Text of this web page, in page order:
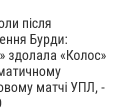
після
Бурди:
здолала «Колос»
матчі УПЛ, -